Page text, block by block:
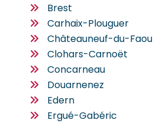
Brest
Carhaix-Plouguer
Châteauneuf-du-Faou
Clohars-Carnoët
Concarneau
Douarnenez
Edern
Ergué-Gabéric